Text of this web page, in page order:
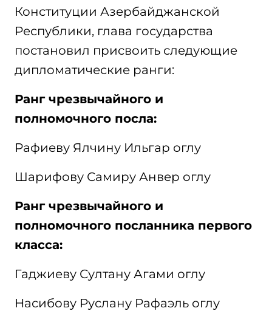
Конституции Азербайджанской
Республики, глава государства
постановил присвоить следующие
дипломатические ранги:
Ранг чрезвычайного и
полномочного посла:
Рафиеву Ялчину Ильгар оглу
Шарифову Самиру Анвер оглу
Ранг чрезвычайного и
полномочного посланника первого
класса:
Гаджиеву Султану Агами оглу
Насибову Руслану Рафаэль оглу